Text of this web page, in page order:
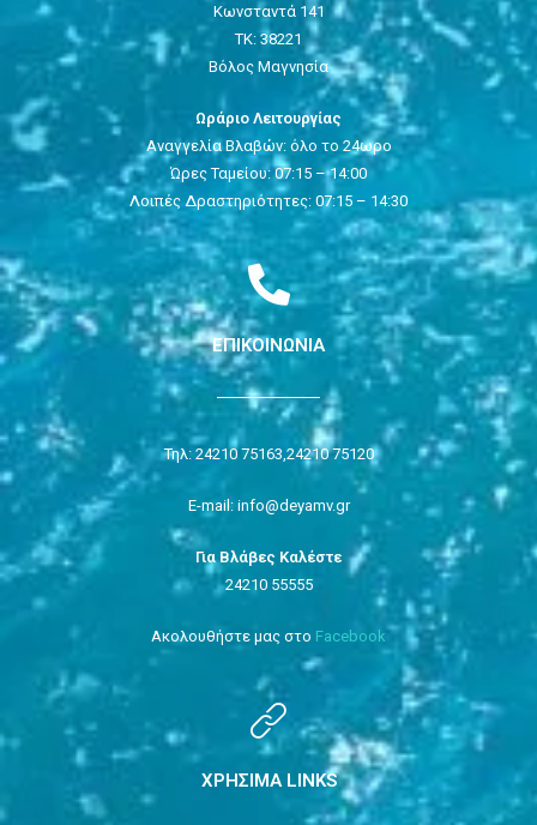
Κωνσταντά 141
ΤΚ: 38221
Βόλος Μαγνησία
Ωράριο Λειτουργίας
Αναγγελία Βλαβών: όλο το 24ωρο
Ώρες Ταμείου: 07:15 – 14:00
Λοιπές Δραστηριότητες: 07:15 – 14:30
ΕΠΙΚΟΙΝΩΝΙΑ
Τηλ: 24210 75163, 24210 75120
E-mail: info@deyamv.gr
Για Βλάβες Καλέστε
24210 55555
Ακολουθήστε μας στο Facebook
ΧΡΗΣΙΜΑ LINKS